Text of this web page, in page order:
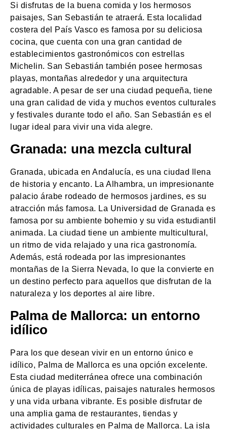
Si disfrutas de la buena comida y los hermosos
paisajes, San Sebastián te atraerá. Esta localidad
costera del País Vasco es famosa por su deliciosa
cocina, que cuenta con una gran cantidad de
establecimientos gastronómicos con estrellas
Michelin. San Sebastián también posee hermosas
playas, montañas alrededor y una arquitectura
agradable. A pesar de ser una ciudad pequeña, tiene
una gran calidad de vida y muchos eventos culturales
y festivales durante todo el año. San Sebastián es el
lugar ideal para vivir una vida alegre.
Granada: una mezcla cultural
Granada, ubicada en Andalucía, es una ciudad llena
de historia y encanto. La Alhambra, un impresionante
palacio árabe rodeado de hermosos jardines, es su
atracción más famosa. La Universidad de Granada es
famosa por su ambiente bohemio y su vida estudiantil
animada. La ciudad tiene un ambiente multicultural,
un ritmo de vida relajado y una rica gastronomía.
Además, está rodeada por las impresionantes
montañas de la Sierra Nevada, lo que la convierte en
un destino perfecto para aquellos que disfrutan de la
naturaleza y los deportes al aire libre.
Palma de Mallorca: un entorno
idílico
Para los que desean vivir en un entorno único e
idílico, Palma de Mallorca es una opción excelente.
Esta ciudad mediterránea ofrece una combinación
única de playas idílicas, paisajes naturales hermosos
y una vida urbana vibrante. Es posible disfrutar de
una amplia gama de restaurantes, tiendas y
actividades culturales en Palma de Mallorca. La isla